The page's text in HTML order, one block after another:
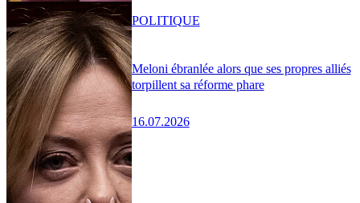
Meloni ébranlée alors que ses propres alliés
torpillent sa réforme phare
16.07.2026
POLITIQUE